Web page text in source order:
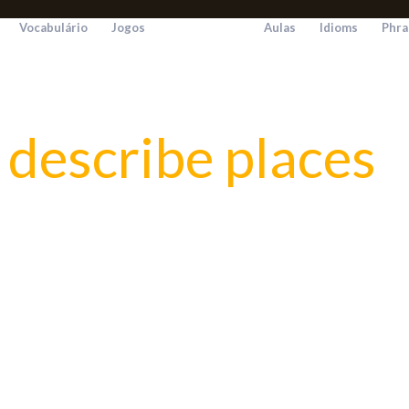
Vocabulário Jogos Aulas Idioms
describe places